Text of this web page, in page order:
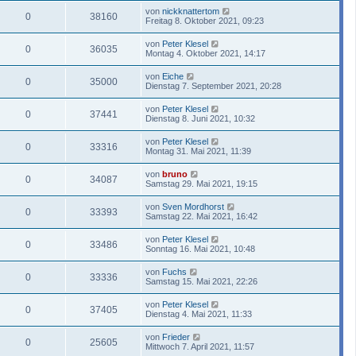
0 38160 von nickknattertom
Freitag 8. Oktober 2021, 09:23
0 36035 von Peter Klesel
Montag 4. Oktober 2021, 14:17
0 35000 von Eiche
Dienstag 7. September 2021, 20:28
0 37441 von Peter Klesel
Dienstag 8. Juni 2021, 10:32
0 33316 von Peter Klesel
Montag 31. Mai 2021, 11:39
0 34087 von bruno
Samstag 29. Mai 2021, 19:15
0 33393 von Sven Mordhorst
Samstag 22. Mai 2021, 16:42
0 33486 von Peter Klesel
Sonntag 16. Mai 2021, 10:48
0 33336 von Fuchs
Samstag 15. Mai 2021, 22:26
0 37405 von Peter Klesel
Dienstag 4. Mai 2021, 11:33
0 25605 von Frieder
Mittwoch 7. April 2021, 11:57